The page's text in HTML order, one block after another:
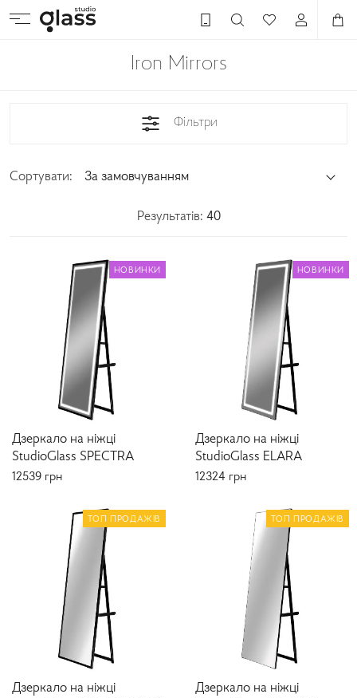
Iron Mirrors
Результатів: 40
Фільтри
Сортувати: За замовчуванням
НОВИНКИ
Дзеркало на ніжці
StudioGlass SPECTRA
12539 грн
НОВИНКИ
Дзеркало на ніжці
StudioGlass ELARA
12324 грн
ТОП ПРОДАЖІВ
Дзеркало на ніжці
ТОП ПРОДАЖІВ
Дзеркало на ніжці